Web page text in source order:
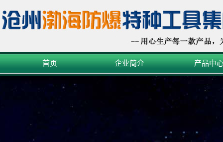
首页 企业简介 产品中